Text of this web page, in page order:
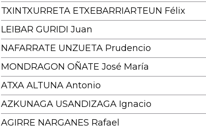
TXINTXURRETA ETXEBARRIARTEUN Félix
LEIBAR GURIDI Juan
NAFARRATE UNZUETA Prudencio
MONDRAGON OÑATE José María
ATXA ALTUNA Antonio
AZKUNAGA USANDIZAGA Ignacio
AGIRRE NARGANES Rafael